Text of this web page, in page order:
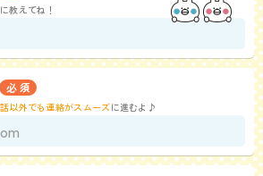
教えてね！
以外でも連絡がスムーズに進むよ♪